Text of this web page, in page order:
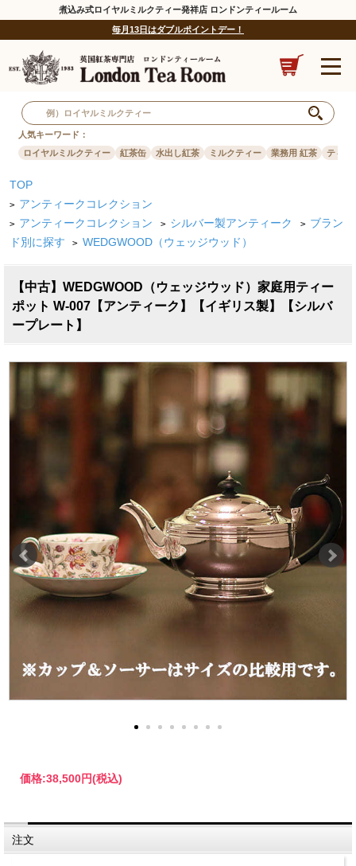
煮込み式ロイヤルミルクティー発祥店 ロンドンティールーム
毎月13日はダブルポイントデー！
人気キーワード：
ロイヤルミルクティー
紅茶缶 水出し紅茶 ミルクティー 業務用 紅茶 ティー
TOP
> アンティークコレクション
> アンティークコレクション > シルバー製アンティーク > ブラン
ド別に探す
> WEDGWOOD（ウェッジウッド）
【中古】WEDGWOOD（ウェッジウッド）家庭用ティー
ポット W-007【アンティーク】【イギリス製】【シルバ
ープレート】
価格:38,500円(税込)
注文